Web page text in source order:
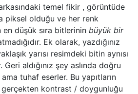
temel fikir , görüntüde
piksel olduğu ve her renk
en düşük sıra bitlerinin büyük bir
Ek olarak, yazdığınız
yarısı resimdeki bitin aynısı
Geri aldığınız şey aslında doğru
tuhaf eserler. Bu yapıtların
gerçekten kontrast / doygunluğu